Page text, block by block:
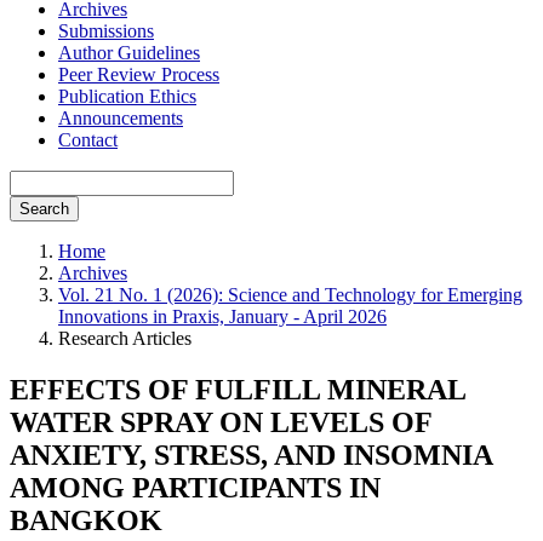
Archives
Submissions
Author Guidelines
Peer Review Process
Publication Ethics
Announcements
Contact
Search
Home
Archives
Vol. 21 No. 1 (2026): Science and Technology for Emerging
Innovations in Praxis, January - April 2026
Research Articles
EFFECTS OF FULFILL MINERAL
WATER SPRAY ON LEVELS OF
ANXIETY, STRESS, AND INSOMNIA
AMONG PARTICIPANTS IN
BANGKOK